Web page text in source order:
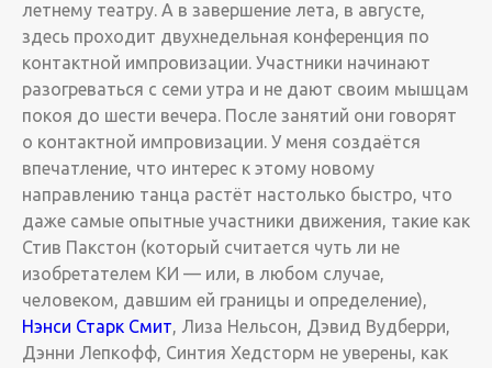
летнему театру. А в завершение лета, в августе,
здесь проходит двухнедельная конференция по
контактной импровизации. Участники начинают
разогреваться с семи утра и не дают своим мышцам
покоя до шести вечера. После занятий они говорят
о контактной импровизации. У меня создаётся
впечатление, что интерес к этому новому
направлению танца растёт настолько быстро, что
даже самые опытные участники движения, такие как
Стив Пакстон (который считается чуть ли не
изобретателем КИ — или, в любом случае,
человеком, давшим ей границы и определение),
Нэнси Старк Смит, Лиза Нельсон, Дэвид Вудберри,
Дэнни Лепкофф, Синтия Хедсторм не уверены, как